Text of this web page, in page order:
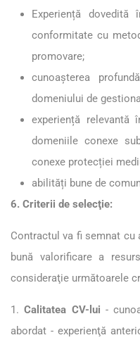
Experiență
conformitate cu
promovare;
cunoașterea
domeniului de
experiență relevantă
domeniile conexe
conexe protecției
abilități bune de
6. Criterii de selecţie:
Contractul va fi semnat cu
bună valorificare a
consideraţie următoarele
1.Calitatea CV-lui -
abordat - experienţă